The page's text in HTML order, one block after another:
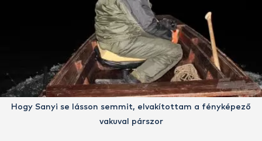
Hogy Sanyi se lásson semmit, elvakítottam a fényképező
vakuval párszor